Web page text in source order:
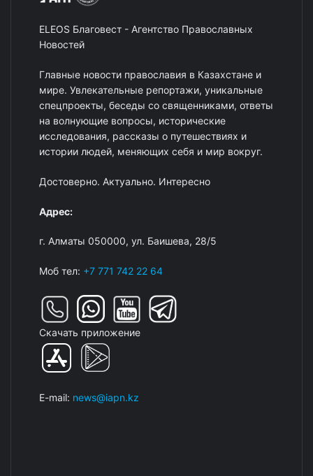
ELEOS Благовест - Агентство Православных
Новостей
Главные новости православия в Казахстане и
мире. Увлекательные репортажи, уникальные
спецпроекты, беседы со священниками, ответы
на волнующие вопросы, исторические
исследования, рассказы о путешествиях и
истории людей, меняющих себя и мир вокруг.
Достоверно. Актуально. Интересно
Адрес:
г. Алматы 050000, ул. Баишева, 28/5
Моб тел: +7 771 742 22 64
Скачать приложение
E-mail: news@iapn.kz